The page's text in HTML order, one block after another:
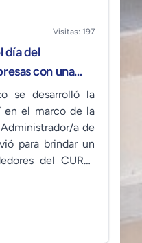
Visitas: 197
día del
con una
se desarrolló la
en el marco de la
a de
para brindar un
del CURC,